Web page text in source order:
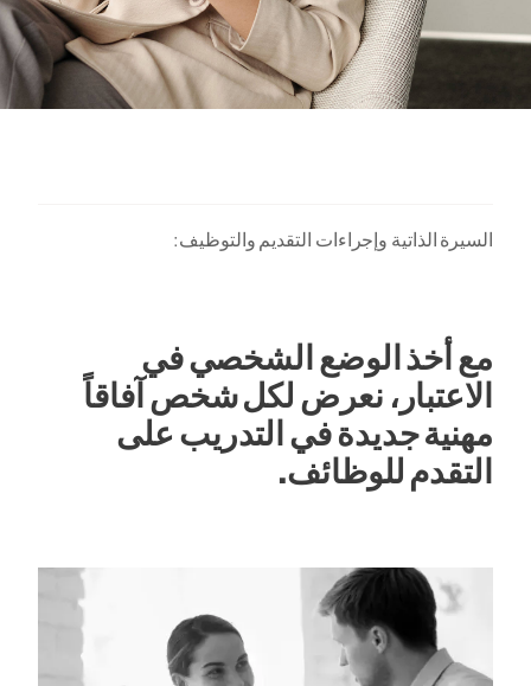
السيرة الذاتية وإجراءات التقديم والتوظيف:
مع أخذ الوضع الشخصي في
الاعتبار، نعرض لكل شخص آفاقاً
مهنية جديدة في التدريب على
التقدم للوظائف.